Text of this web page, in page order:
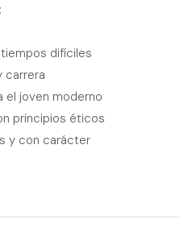
difíciles
carrera
el joven moderno
principios éticos
y con carácter